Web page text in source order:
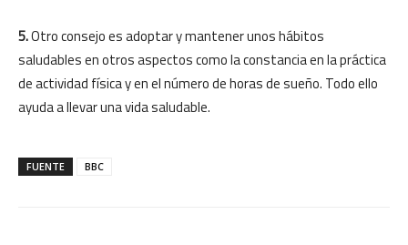
5.Otro consejo es adoptar y mantener unos hábitos
saludables en otros aspectos como la constancia en la práctica
de actividad física y en el número de horas de sueño. Todo ello
ayuda a llevar una vida saludable.
FUENTE BBC